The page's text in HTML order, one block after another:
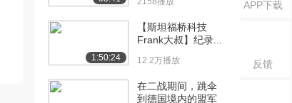
APP下载
反馈
1:50:24
【斯坦福桥科技
Frank大叔】纪录...
12.2万播放
在二战期间，跳伞
到德国境内的盟军